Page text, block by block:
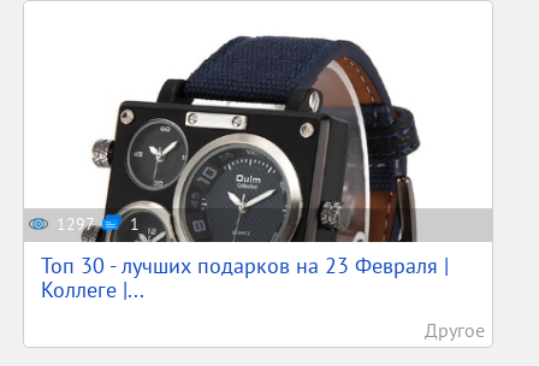
1297 1
Топ 30 - лучших подарков на 23 Февраля |
Коллеге |...
Другое